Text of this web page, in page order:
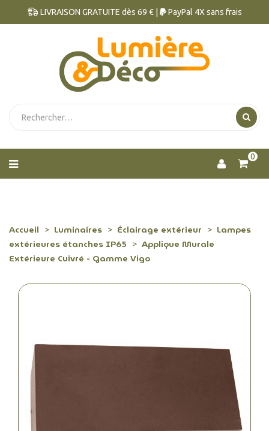
LIVRAISON GRATUITE dès 69 € | PayPal 4X sans frais
0
Accueil Luminaires Éclairage extérieur
Lampes
extérieures étanches IP65
Applique Murale
Extérieure Cuivré - Gamme Vigo